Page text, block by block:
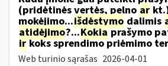
(pridėtinės vertės, pelno ar
mokėjimo...išdėstymo dalimis
atidėjimo?...Kokiaprašymo
irkoks sprendimo priėmimo
Web turinio sąrašas 2026-04-01